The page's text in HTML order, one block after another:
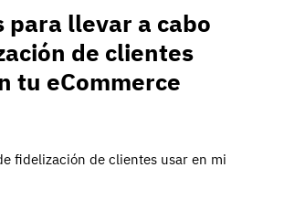
para llevar a cabo
de clientes
tu eCommerce